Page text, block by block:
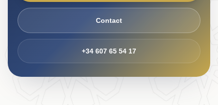
Contact
+34 607 65 54 17